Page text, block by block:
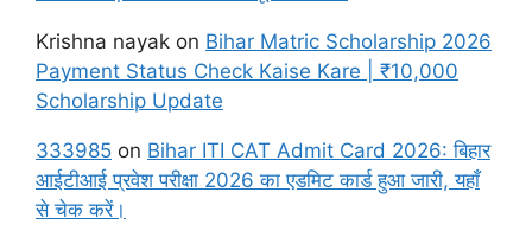
Krishna nayak on Bihar Matric Scholarship 2026
Payment Status Check Kaise Kare | ₹10,000
Scholarship Update
333985 on Bihar ITI CAT Admit Card 2026: बिहार
आईटीआई प्रवेश परीक्षा 2026 का एडमिट कार्ड हुआ जारी, यहाँ
से चेक करें।